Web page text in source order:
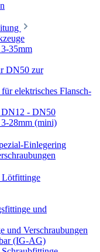
35mm
DN50 zur
elektrisches Flansch-
DN12 - DN50
28mm (mini)
Einlegering
und
und Verschraubungen
(IG-AG)